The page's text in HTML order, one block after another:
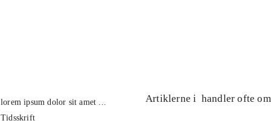
lorem ipsum dolor sit amet ...
Tidsskrift
Artiklerne i handler ofte om